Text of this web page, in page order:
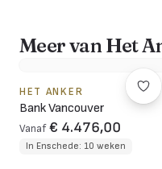
Meer van Het
HET ANKER
Bank Vancouver
Vanaf € 4.476,00
In Enschede: 10 weken